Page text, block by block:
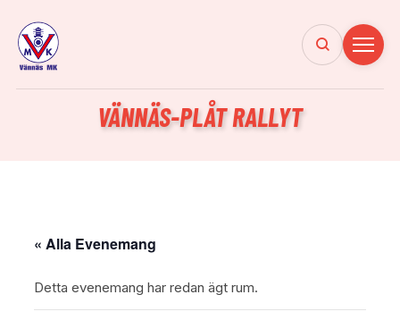
VÄNNÄS-PLÅT RALLYT
« Alla Evenemang
Detta evenemang har redan ägt rum.